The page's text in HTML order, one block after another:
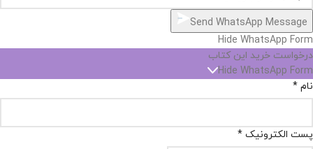
Open
chaty
1
Hide
chaty
ارسال پیام در واتساپ
کارشناس فروش
سلام, چطور میتونم کمکتون کنم؟
21:30